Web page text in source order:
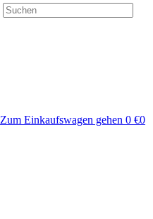
Zum Einkaufswagen gehen 0 €0